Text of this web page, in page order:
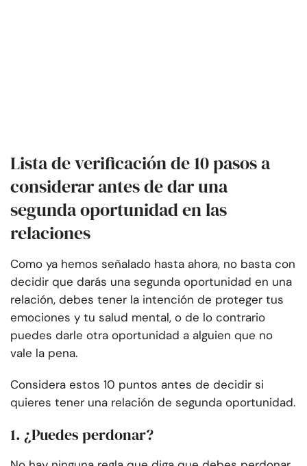
Lista de verificación de 10 pasos a
considerar antes de dar una
segunda oportunidad en las
relaciones
Como ya hemos señalado hasta ahora, no basta con
decidir que darás una segunda oportunidad en una
relación, debes tener la intención de proteger tus
emociones y tu salud mental, o de lo contrario
puedes darle otra oportunidad a alguien que no
vale la pena.
Considera estos 10 puntos antes de decidir si
quieres tener una relación de segunda oportunidad.
1. ¿Puedes perdonar?